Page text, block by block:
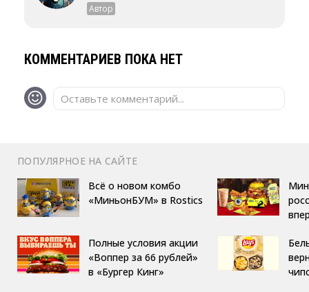
Автор
КОММЕНТАРИЕВ ПОКА НЕТ
Оставьте комментарий...
ПОПУЛЯРНОЕ НА САЙТЕ
Всё о новом комбо
«МиньонБУМ» в Rostics
Полные условия акции
«Воппер за 66 рублей»
в «Бургер Кинг»